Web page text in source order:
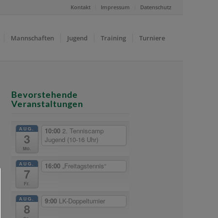
Kontakt Impressum Datenschutz
Mannschaften Jugend Training Turniere
Bevorstehende
Veranstaltungen
AUG.
3
Mo.
10:00 2. Tenniscamp
Jugend (10-16 Uhr)
AUG.
7
Fr.
16:00 „Freitagstennis“
AUG.
8
9:00 LK-Doppelturnier